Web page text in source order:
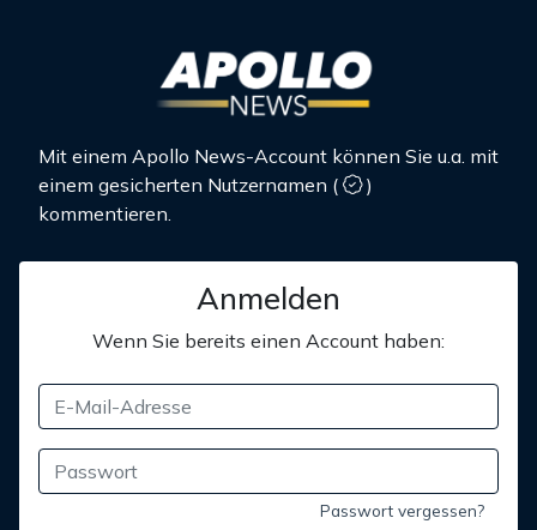
Mit einem Apollo News-Account können Sie u.a. mit
einem gesicherten Nutzernamen (
)
kommentieren.
Anmelden
Wenn Sie bereits einen Account haben:
Passwort vergessen?